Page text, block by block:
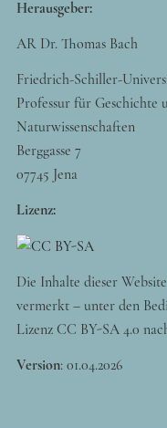
Herausgeber:
AR Dr. Thomas Bach
Friedrich-Schiller-
Professur für Geschichte
Naturwissenschaften
Berggasse 7
07745 Jena
Lizenz:
Die Inhalte dieser
vermerkt – unter den
Lizenz CC BY-SA 4.0
Version: 01.04.2026